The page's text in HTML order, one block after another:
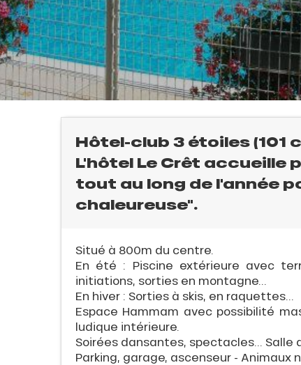
Hôtel-club 3 étoiles (101
L'hôtel Le Crêt accueille
tout au long de l'année
chaleureuse".
Situé à 800m du centre.
En été : Piscine extérieure avec
initiations, sorties en montagne...
En hiver : Sorties à skis, en raquettes...
Espace Hammam avec possibilité
ludique intérieure.
Soirées dansantes, spectacles... Salle
Parking, garage, ascenseur -